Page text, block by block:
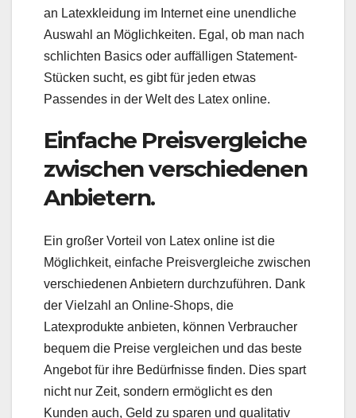
an Latexkleidung im Internet eine unendliche
Auswahl an Möglichkeiten. Egal, ob man nach
schlichten Basics oder auffälligen Statement-
Stücken sucht, es gibt für jeden etwas
Passendes in der Welt des Latex online.
Einfache Preisvergleiche
zwischen verschiedenen
Anbietern.
Ein großer Vorteil von Latex online ist die
Möglichkeit, einfache Preisvergleiche zwischen
verschiedenen Anbietern durchzuführen. Dank
der Vielzahl an Online-Shops, die
Latexprodukte anbieten, können Verbraucher
bequem die Preise vergleichen und das beste
Angebot für ihre Bedürfnisse finden. Dies spart
nicht nur Zeit, sondern ermöglicht es den
Kunden auch, Geld zu sparen und qualitativ